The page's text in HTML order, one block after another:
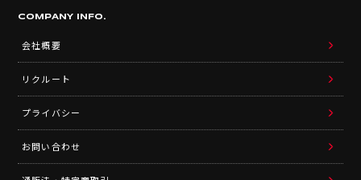
COMPANY INFO.
会社概要
リクルート
プライバシー
お問い合わせ